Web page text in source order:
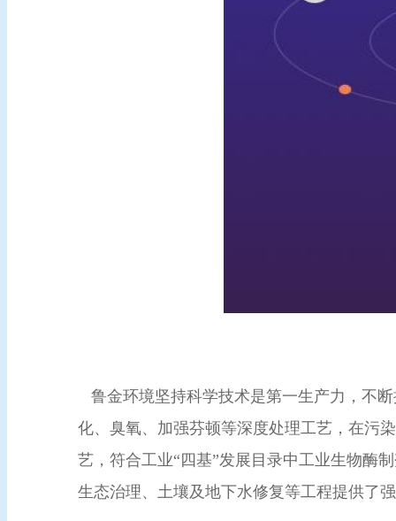
鲁金环境坚持科学技术是第一生产力，不
化、臭氧、加强芬顿等深度处理工艺，在污
艺，符合工业“四基”发展目录中工业生物酶
生态治理、土壤及地下水修复等工程提供了